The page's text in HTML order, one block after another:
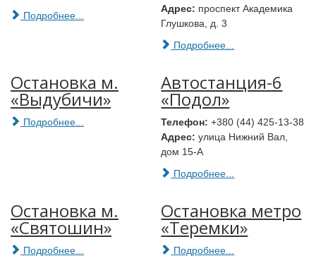
Подробнее...
Адрес: проспект Академика
Глушкова, д. 3
Подробнее...
Остановка м.
«Выдубичи»
Подробнее...
Автостанция-6
«Подол»
Телефон: +380 (44) 425-13-38
Адрес: улица Нижний Вал,
дом 15-А
Подробнее...
Остановка м.
«Святошин»
Подробнее...
Остановка метро
«Теремки»
Подробнее...